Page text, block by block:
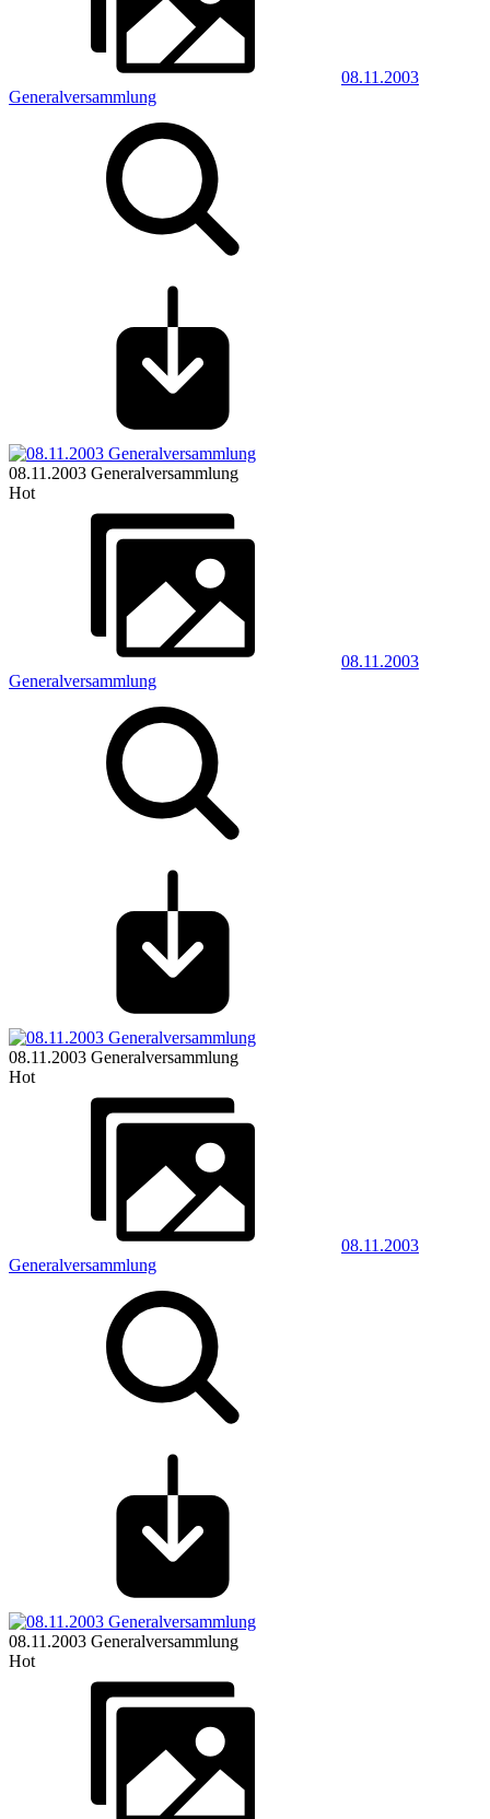
08.11.2003
Generalversammlung
08.11.2003 Generalversammlung
Hot
08.11.2003
Generalversammlung
08.11.2003 Generalversammlung
Hot
08.11.2003
Generalversammlung
08.11.2003 Generalversammlung
Hot